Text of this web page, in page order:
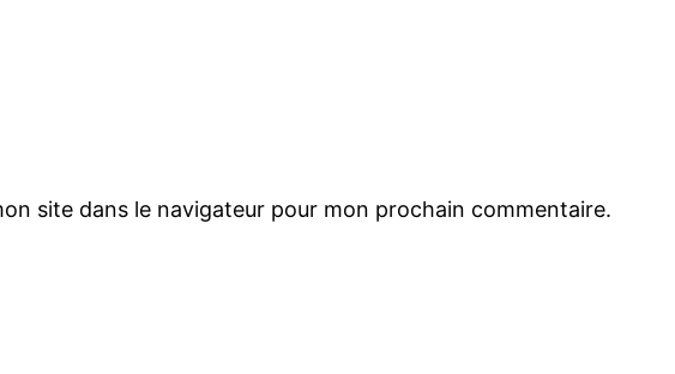
site dans le navigateur pour mon prochain commentaire.